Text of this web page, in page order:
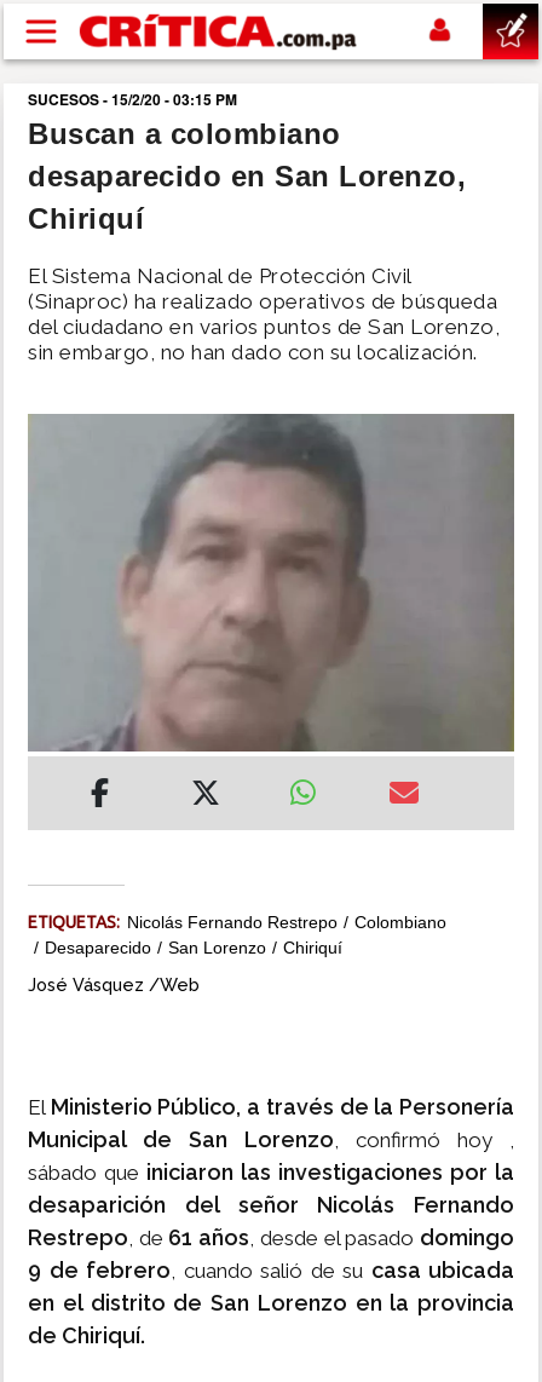
Pasar al contenido principal
buscar
SUCESOS
POLÍTICA
SUCESOS - 15/2/20 - 03:15 PM
Buscan a colombiano
desaparecido en San Lorenzo,
Chiriquí
El Sistema Nacional de Protección Civil
(Sinaproc) ha realizado operativos de búsqueda
del ciudadano en varios puntos de San Lorenzo,
sin embargo, no han dado con su localización.
ETIQUETAS: Nicolás Fernando Restrepo
Colombiano
Desaparecido
San Lorenzo Chiriquí
José Vásquez /Web
El Ministerio Público, a través de la Personería
Municipal de San Lorenzo, confirmó hoy ,
sábado que iniciaron las investigaciones por la
desaparición del señor Nicolás Fernando
Restrepo, de 61 años, desde el pasado domingo
9 de febrero, cuando salió de su casa ubicada
en el distrito de San Lorenzo en la provincia
de Chiriquí.